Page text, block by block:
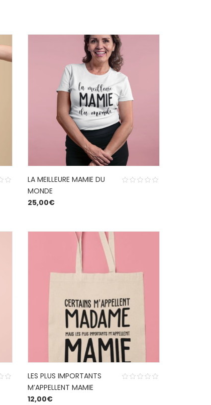
LA MEILLEURE MAMIE DU
MONDE
25,00€
LES PLUS IMPORTANTS
M’APPELLENT MAMIE
12,00€